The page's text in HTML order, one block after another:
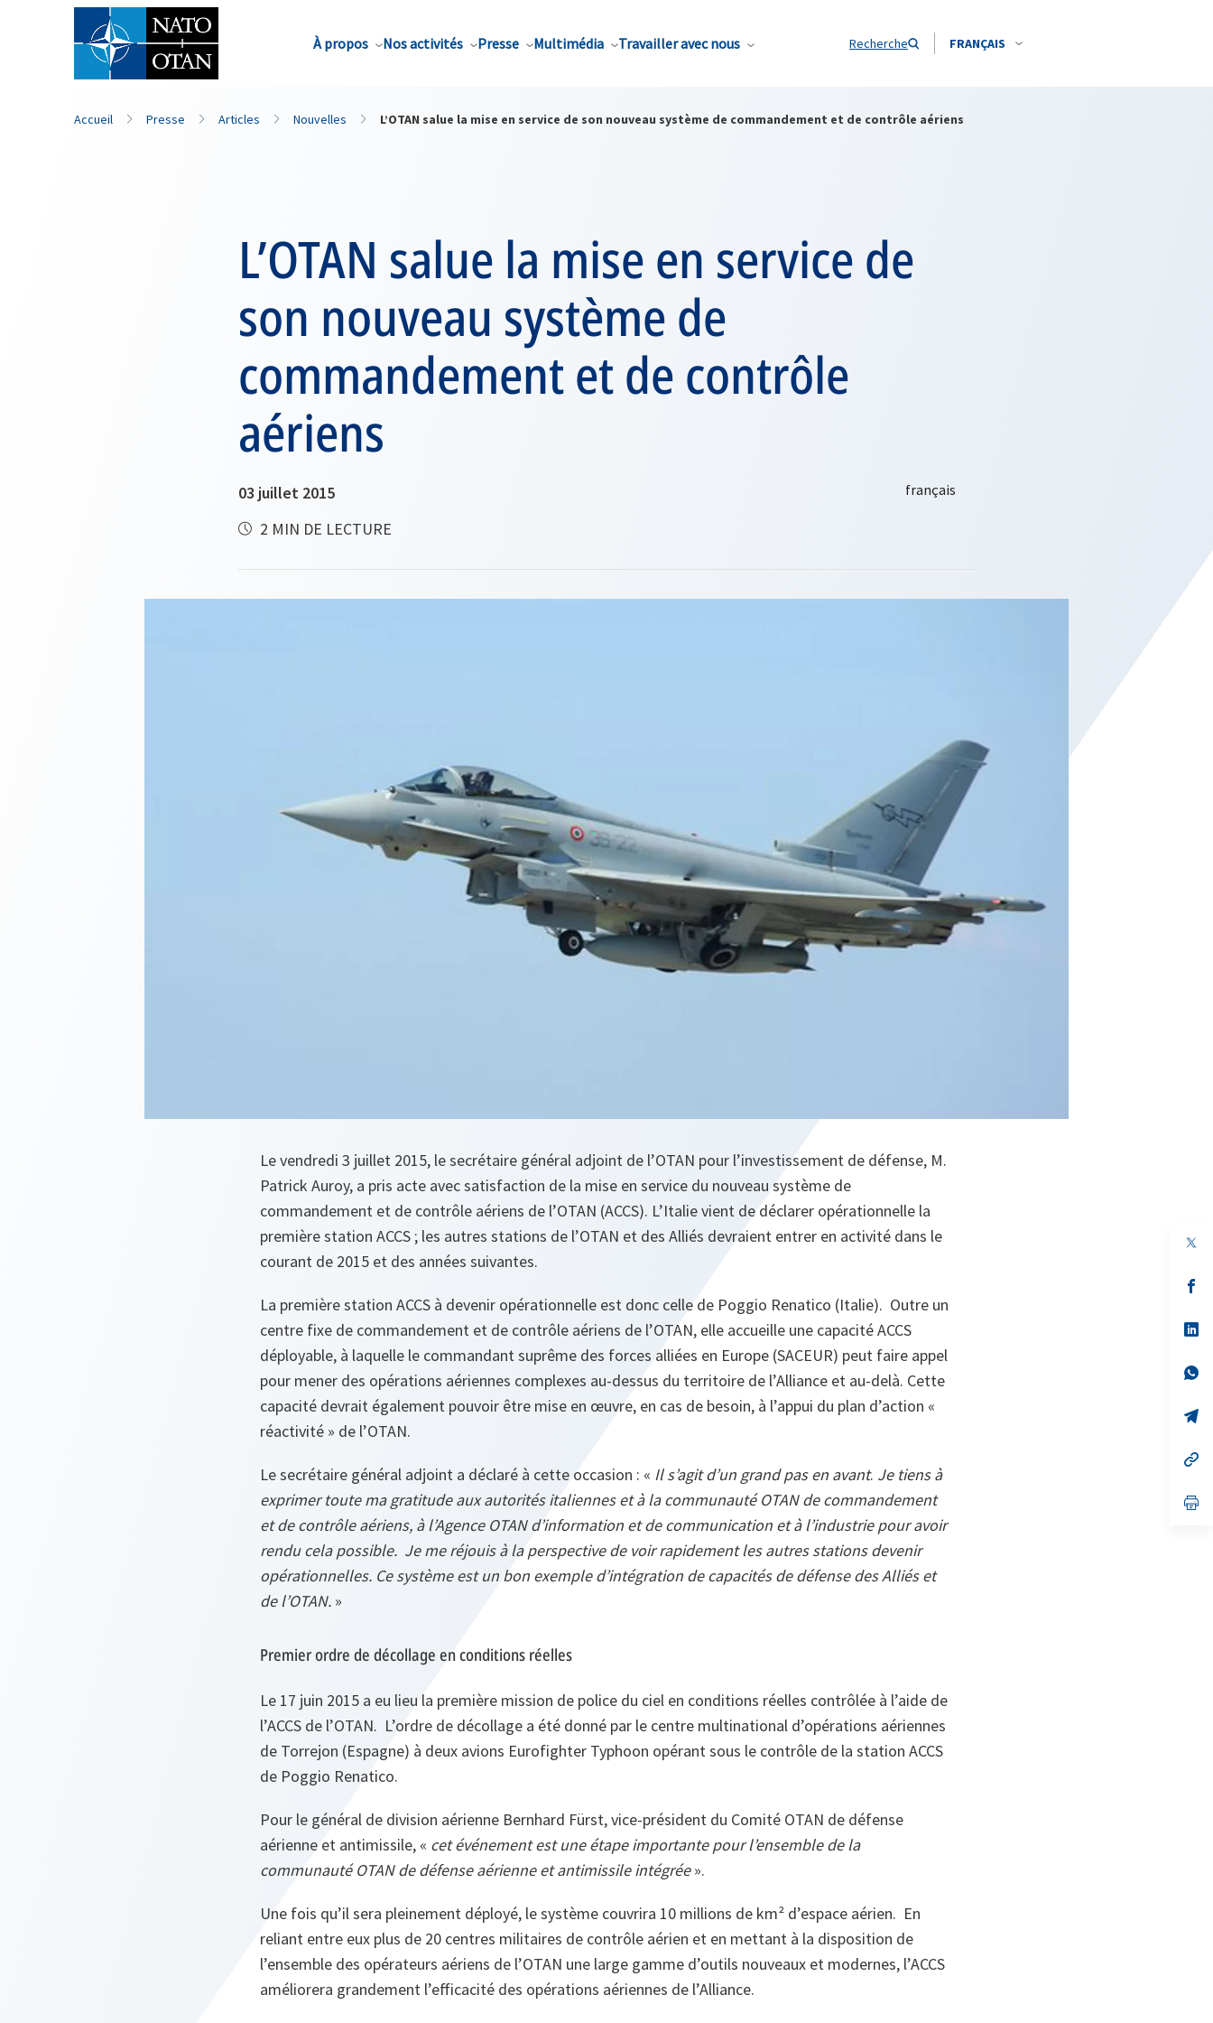
À propos Nos activités Presse Multimédia Travailler avec nous Recherche FRANÇAIS
Nom de famille*
Accueil Presse Articles Nouvelles L’OTAN salue la mise en service de son nouveau système de commandement et de contrôle aériens
L’OTAN salue la mise en service de
son nouveau système de
commandement et de contrôle
aériens
03 juillet 2015
2 MIN DE LECTURE
Le vendredi 3 juillet 2015, le secrétaire général adjoint de l’OTAN pour l’investissement de défense, M.
Patrick Auroy, a pris acte avec satisfaction de la mise en service du nouveau système de
commandement et de contrôle aériens de l’OTAN (ACCS). L’Italie vient de déclarer opérationnelle la
première station ACCS ; les autres stations de l’OTAN et des Alliés devraient entrer en activité dans le
courant de 2015 et des années suivantes.
La première station ACCS à devenir opérationnelle est donc celle de Poggio Renatico (Italie). Outre un
centre fixe de commandement et de contrôle aériens de l’OTAN, elle accueille une capacité ACCS
déployable, à laquelle le commandant suprême des forces alliées en Europe (SACEUR) peut faire appel
pour mener des opérations aériennes complexes au-dessus du territoire de l’Alliance et au-delà. Cette
capacité devrait également pouvoir être mise en œuvre, en cas de besoin, à l’appui du plan d’action «
réactivité » de l’OTAN.
Le secrétaire général adjoint a déclaré à cette occasion : « Il s’agit d’un grand pas en avant. Je tiens à
exprimer toute ma gratitude aux autorités italiennes et à la communauté OTAN de commandement
et de contrôle aériens, à l’Agence OTAN d’information et de communication et à l’industrie pour avoir
rendu cela possible. Je me réjouis à la perspective de voir rapidement les autres stations devenir
opérationnelles. Ce système est un bon exemple d’intégration de capacités de défense des Alliés et
de l’OTAN. »
Premier ordre de décollage en conditions réelles
Le 17 juin 2015 a eu lieu la première mission de police du ciel en conditions réelles contrôlée à l’aide de
l’ACCS de l’OTAN. L’ordre de décollage a été donné par le centre multinational d’opérations aériennes
de Torrejon (Espagne) à deux avions Eurofighter Typhoon opérant sous le contrôle de la station ACCS
de Poggio Renatico.
Pour le général de division aérienne Bernhard Fürst, vice-président du Comité OTAN de défense
aérienne et antimissile, « cet événement est une étape importante pour l’ensemble de la
communauté OTAN de défense aérienne et antimissile intégrée».
Une fois qu’il sera pleinement déployé, le système couvrira 10 millions de km² d’espace aérien. En
reliant entre eux plus de 20 centres militaires de contrôle aérien et en mettant à la disposition de
l’ensemble des opérateurs aériens de l’OTAN une large gamme d’outils nouveaux et modernes, l’ACCS
améliorera grandement l’efficacité des opérations aériennes de l’Alliance.